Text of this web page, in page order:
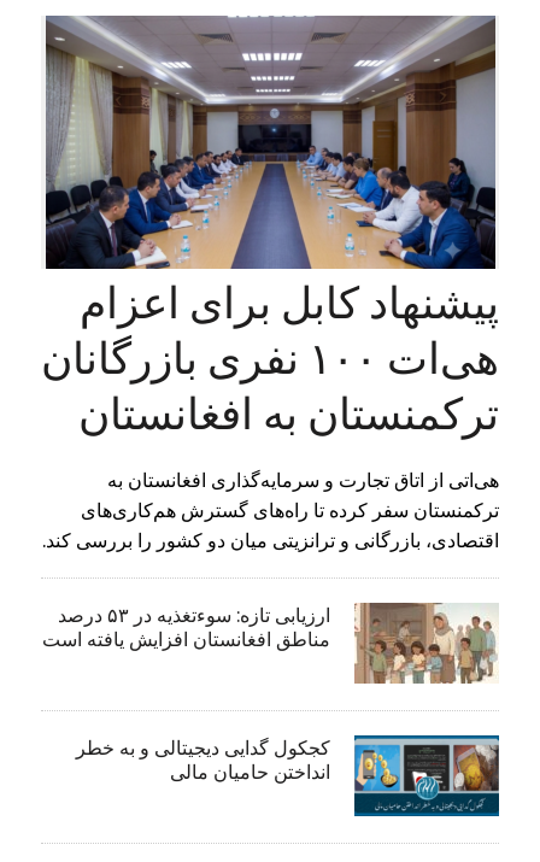
پیشنهاد کابل برای اعزام
هی‌ات ۱۰۰ نفری بازرگانان
ترکمنستان به افغانستان
هی‌اتی از اتاق تجارت و سرمایه‌گذاری افغانستان به
ترکمنستان سفر کرده تا راه‌های گسترش هم‌کاری‌های
اقتصادی، بازرگانی و ترانزیتی میان دو کشور را بررسی کند.
ارزیابی تازه: سوءتغذیه در ۵۳ درصد
مناطق افغانستان افزایش یافته است
کجکول گدایی دیجیتالی و به خطر
انداختن حامیان مالی